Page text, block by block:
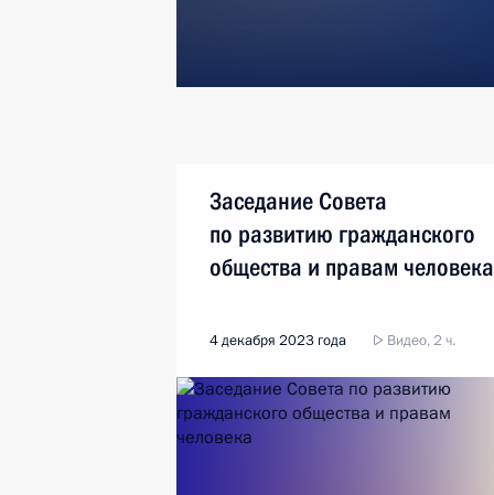
Заседание Совета
по развитию гражданского
общества и правам человека
4 декабря 2023 года Видео, 2 ч.